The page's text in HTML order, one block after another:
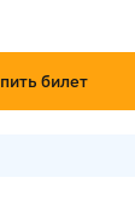
билет